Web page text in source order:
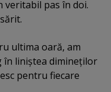
veritabil pas în doi.
ultima oară, am
în liniştea dimineţilor
pentru fiecare